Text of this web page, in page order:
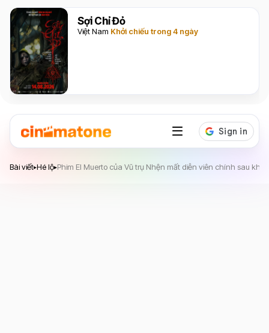
Sợi Chỉ Đỏ
Việt Nam Khởi chiếu trong 4 ngày
Bài viết▸Hé lộ▸Phim El Muerto của Vũ trụ Nhện mất diễn viên chính sau khi